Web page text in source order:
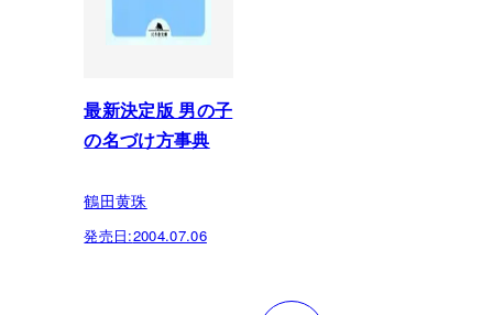
最新決定版 男の子
の名づけ方事典
鶴田黄珠
発売日:2004.07.06